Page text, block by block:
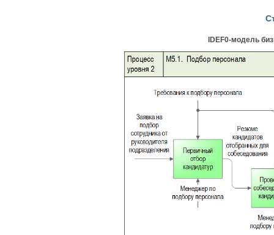
IDEF0-модель